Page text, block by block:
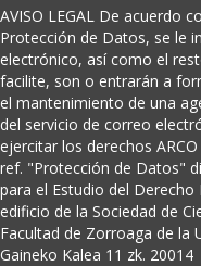
AVISO LEGAL De acuerdo
Protección de Datos, se le
electrónico, así como el
facilite, son o entrarán a
el mantenimiento de una
del servicio de correo
ejercitar los derechos
ref. "Protección de Datos"
para el Estudio del
edificio de la Sociedad de
Facultad de Zorroaga de la
Gaineko Kalea 11 zk.